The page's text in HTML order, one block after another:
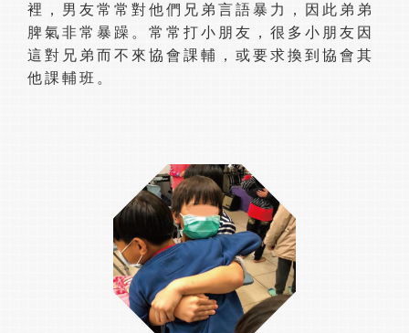
裡，男友常常對他們兄弟言語暴力，因此弟弟
脾氣非常暴躁。常常打小朋友，很多小朋友因
這對兄弟而不來協會課輔，或要求換到協會其
他課輔班。